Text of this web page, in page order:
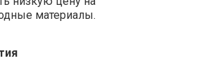
материалы.